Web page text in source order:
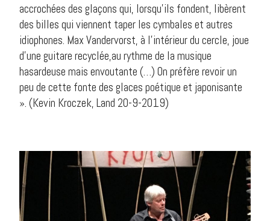
accrochées des glaçons qui, lorsqu’ils fondent, libèrent
des billes qui viennent taper les cymbales et autres
idiophones. Max Vandervorst, à l’intérieur du cercle, joue
d’une guitare recyclée,au rythme de la musique
hasardeuse mais envoutante (…) On préfère revoir un
peu de cette fonte des glaces poétique et japonisante
». (Kevin Kroczek, Land 20-9-2019)